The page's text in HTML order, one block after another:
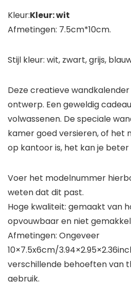
Kleur:Kleur: wit
Afmetingen: 7.5cm*10cm.
Stijl kleur: wit, zwart, grijs,
Deze creatieve
ontwerp. Een geweldig
volwassenen. De speciale
kamer goed versieren, of het
op kantoor is, het kan je
Voer het modelnummer
weten dat dit past.
Hoge kwaliteit: gemaakt van
opvouwbaar en niet
Afmetingen: Ongeveer
10×7.5x6cm/
verschillende behoeften van
gebruik.